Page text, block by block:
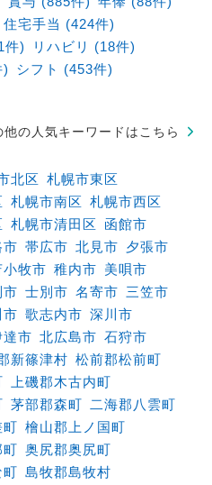
住宅手当 (424件)
件)
リハビリ (18件)
)
シフト (453件)
他の人気キーワードはこちら
北区 札幌市東区
札幌市南区 札幌市西区
札幌市清田区
函館市
市 帯広市 北見市 夕張市
小牧市 稚内市 美唄市
市 士別市 名寄市 三笠市
市 歌志内市 深川市
達市 北広島市 石狩市
新篠津村 松前郡松前町
上磯郡木古内町
茅部郡森町
二海郡八雲町
町 檜山郡上ノ国町
町 奥尻郡奥尻町
町 島牧郡島牧村